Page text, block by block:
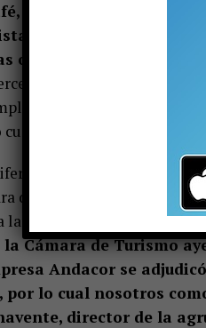
verde, amarillo y que
pero también con
otras actividades;
el cuidado de un lugar
y que se pueda
cuidando al volcán”, dijo
a las diferentes
de Turismo se
la postre el único oferente)
la Cámara de Turismo
Andacor se
lo cual nosotros
director de la